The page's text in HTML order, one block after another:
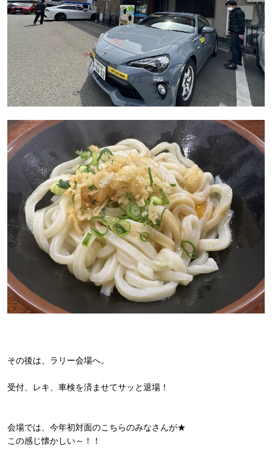
その後は、ラリー会場へ。
受付、レキ、車検を済ませてサッと退場！
会場では、今年初対面のこちらのみなさんが★
この感じ懐かしい～！！